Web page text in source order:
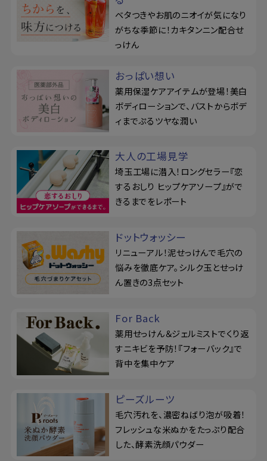
ベタつきやお肌のニオイが気になり
がちな季節に！カキタンニン配合せ
っけん
おっぱい想い
薬用保湿ケアアイテムが登場！美白
ボディローションで、バストからボデ
ィまでぷるツヤな潤い
大人の工場見学
埼玉工場に潜入！ロングセラー『恋
するおしり ヒップケアソープ』がで
きるまでをレポート
ドットウォッシー
リニューアル！泥せっけんで毛穴の
悩みを徹底ケア。シルク玉とせっけ
ん置きの3点セット
For Back
薬用せっけん＆ジェルミストでくり返
すニキビを予防！『フォーバック』で
背中を集中ケア
ピーズルーツ
毛穴汚れを、濃密ねばり泡が吸着！
フレッシュな米ぬかをたっぷり配合
した、酵素洗顔パウダー